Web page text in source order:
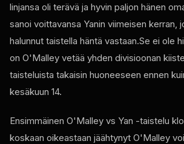
linjansa oli terävä ja hyvin paljon hänen
sanoi voittavansa Yanin viimeisen kerran,
halunnut taistella häntä vastaan.Se ei ole
on O'Malley vetää yhden divisioonan
taisteluista takaisin huoneeseen ennen
kesäkuun 14.
Ensimmäinen O'Malley vs Yan -taistelu klo
koskaan oikeastaan jäähtynyt O'Malley